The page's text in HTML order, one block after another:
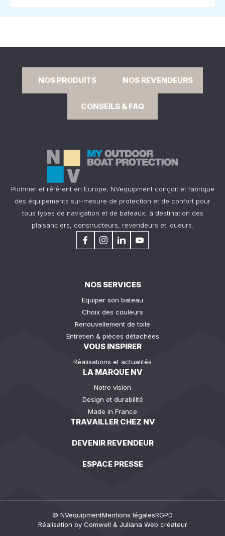
NOS PRODUITS NOS REVENDEURS
CONSEILS & FAQ
Pionnier et référent en Europe, NVequipment conçoit et fabrique
des équipements sur-mesure de protection et de confort pour
tous types de navigation et de bateaux, à destination des
plaisanciers, constructeurs, revendeurs et loueurs.
NOS SERVICES
Equiper son bateau
Choix des couleurs
Renouvellement de toile
Entretien & pièces détachées
VOUS INSPIRER
Réalisations et actualités
LA MARQUE NV
Notre vision
Design et durabilité
Made in France
TRAVAILLER CHEZ NV
DEVENIR REVENDEUR
ESPACE PRESSE
© NVequipmentMentions légalesRGPD
Réalisation by Comwell & Juliana Web créateur